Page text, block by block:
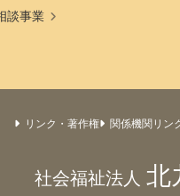
談事業
リンク・著作権 関係機関リン
社会福祉法人 北